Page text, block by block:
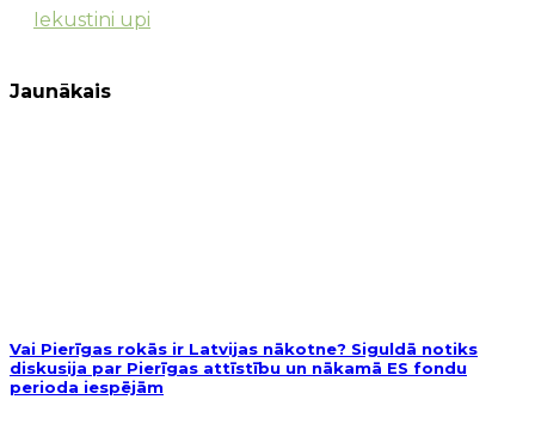
Iekustini upi
Jaunākais
Vai Pierīgas rokās ir Latvijas nākotne? Siguldā notiks
diskusija par Pierīgas attīstību un nākamā ES fondu
perioda iespējām